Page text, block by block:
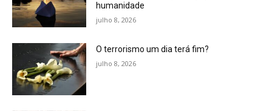
humanidade
julho 8, 2026
O terrorismo um dia terá fim?
julho 8, 2026